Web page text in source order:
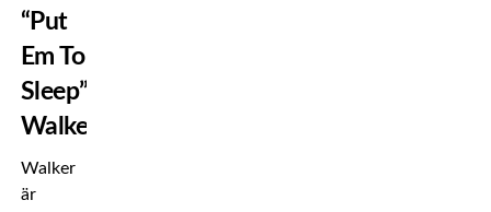
“Put
Em To
Sleep”
Walker
Walker
är